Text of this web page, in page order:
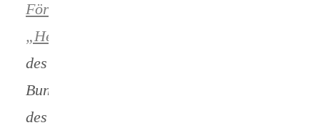
Förderpreis
„Helfende Hand“
des
Bundesministeriums
des Inneren!